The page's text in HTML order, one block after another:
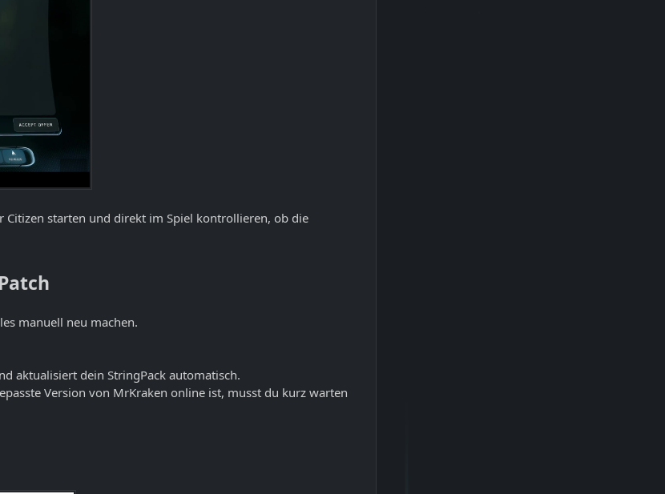
Citizen starten und direkt im Spiel kontrollieren, ob die
manuell neu machen.
aktualisiert dein StringPack automatisch.
Version von MrKraken online ist, musst du kurz warten